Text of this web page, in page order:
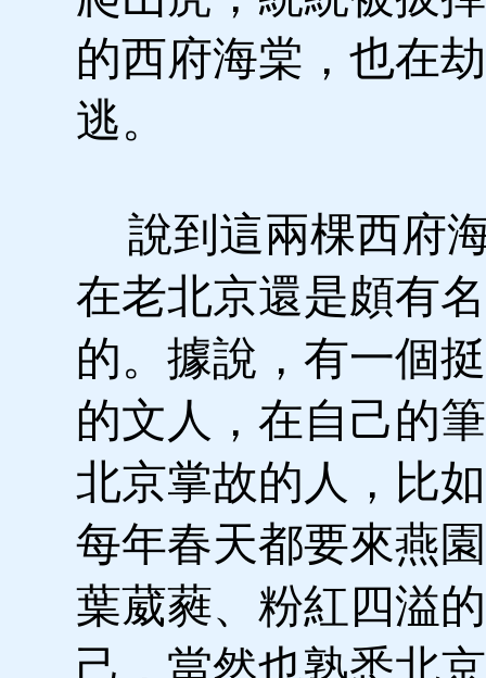
的西府海棠，也在
逃。
說到這兩棵西府
在老北京還是頗有
的。據說，有一個
的文人，在自己的
北京掌故的人，比
每年春天都要來燕
葉葳蕤、粉紅四溢
己，當然也熟悉北